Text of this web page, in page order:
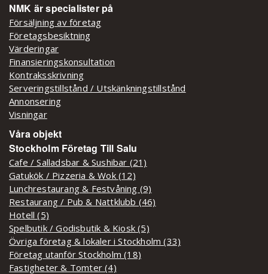
NMK är specialister på
Försäljning av företag
Företagsbesiktning
Värderingar
Finansieringskonsultation
Kontraksskrivning
Serveringstillstånd / Utskänkningstillstånd
Annonsering
Visningar
Våra objekt
Stockholm Företag Till Salu
Cafe / Salladsbar & Sushibar (21)
Gatukök / Pizzeria & Wok (12)
Lunchrestaurang & Festvåning (9)
Restaurang / Pub & Nattklubb (46)
Hotell (5)
Spelbutik / Godisbutik & Kiosk (5)
Övriga företag & lokaler i Stockholm (33)
Företag utanför Stockholm (18)
Fastigheter & Tomter (4)